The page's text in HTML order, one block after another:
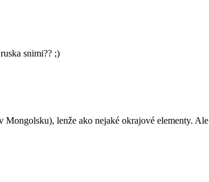
snimi?? ;)
lenže ako nejaké okrajové elementy.